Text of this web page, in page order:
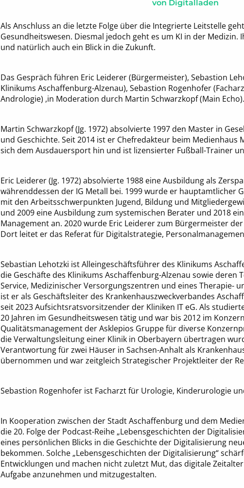
von Digitalladen
Als Anschluss an die letzte Folge über die Integrierte Leitstelle
Gesundheitswesen. Diesmal jedoch geht es um KI in der Medizin.
und natürlich auch ein Blick in die Zukunft.
Das Gespräch führen Eric Leiderer (Bürgermeister), Sebastion
Klinikums Aschaffenburg-Alzenau), Sebastion Rogenhofer
Andrologie) ,in Moderation durch Martin Schwarzkopf (Main Echo).
Martin Schwarzkopf (Jg. 1972) absolvierte 1997 den Master in
und Geschichte. Seit 2014 ist er Chefredakteur beim Medienhaus
sich dem Ausdauersport hin und ist lizensierter Fußball-Trainer
Eric Leiderer (Jg. 1972) absolvierte 1988 eine Ausbildung als
währenddessen der IG Metall bei. 1999 wurde er hauptamtlicher
mit den Arbeitsschwerpunkten Jugend, Bildung und
und 2009 eine Ausbildung zum systemischen Berater und 2018
Management an. 2020 wurde Eric Leiderer zum Bürgermeister
Dort leitet er das Referat für Digitalstrategie,
Sebastian Lehotzki ist Alleingeschäftsführer des Klinikums
die Geschäfte des Klinikums Aschaffenburg-Alzenau sowie deren
Service, Medizinischer Versorgungszentren und eines Therapie-
ist er als Geschäftsleiter des Krankenhauszweckverbandes
seit 2023 Aufsichtsratsvorsitzender der Kliniken IT eG. Als
20 Jahren im Gesundheitswesen tätig und war bis 2012 im
Qualitätsmanagement der Asklepios Gruppe für diverse
die Verwaltungsleitung einer Klinik in Oberbayern übertragen
Verantwortung für zwei Häuser in Sachsen-Anhalt als
übernommen und war zeitgleich Strategischer Projektleiter der
Sebastion Rogenhofer ist Facharzt für Urologie, Kinderurologie
In Kooperation zwischen der Stadt Aschaffenburg und dem
die 20. Folge der Podcast-Reihe „Lebensgeschichten der
eines persönlichen Blicks in die Geschichte der Digitalisierung
bekommen. Solche „Lebensgeschichten der Digitalisierung“
Entwicklungen und machen nicht zuletzt Mut, das digitale
Aufgabe anzunehmen und mitzugestalten.